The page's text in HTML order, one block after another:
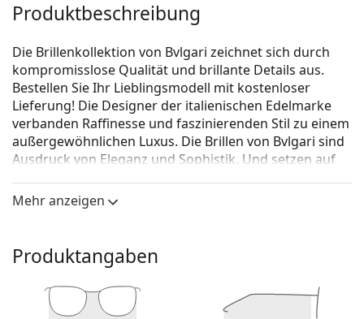
Produktbeschreibung
Die Brillenkollektion von Bvlgari zeichnet sich durch
kompromisslose Qualität und brillante Details aus.
Bestellen Sie Ihr Lieblingsmodell mit kostenloser
Lieferung! Die Designer der italienischen Edelmarke
verbanden Raffinesse und faszinierenden Stil zu einem
außergewöhnlichen Luxus. Die Brillen von Bvlgari sind
Ausdruck von Eleganz und Sophistik. Und setzen auf
Bvlgari 0BV2234B 2035 54
von Lentiamo an, wie Sie in dieser Brille aussehen.
Die schwarze Farbe der Brillenfassung passt perfekt
Mehr anzeigen
Produktangaben